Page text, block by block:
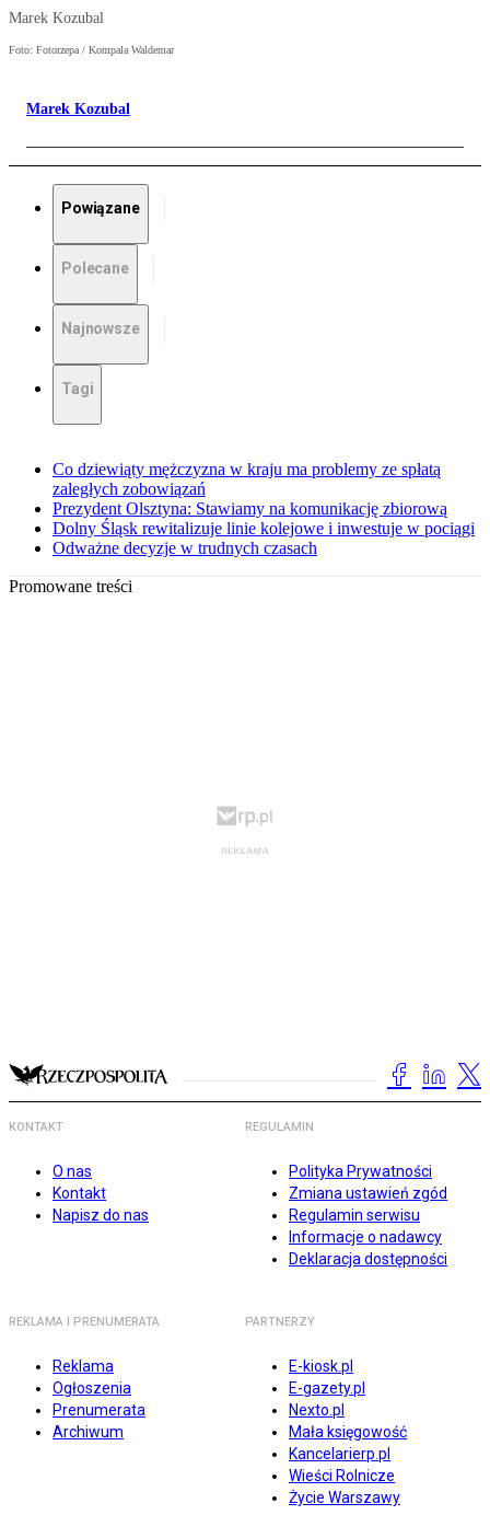
Marek Kozubal
Foto: Fotorzepa / Kompala Waldemar
Marek Kozubal
Powiązane
Polecane
Najnowsze
Tagi
Co dziewiąty mężczyzna w kraju ma problemy ze spłatą
zaległych zobowiązań
Prezydent Olsztyna: Stawiamy na komunikację zbiorową
Dolny Śląsk rewitalizuje linie kolejowe i inwestuje w pociągi
Odważne decyzje w trudnych czasach
Promowane treści
KONTAKT
O nas
Kontakt
Napisz do nas
REGULAMIN
Polityka Prywatności
Zmiana ustawień zgód
Regulamin serwisu
Informacje o nadawcy
Deklaracja dostępności
REKLAMA I PRENUMERATA
Reklama
Ogłoszenia
Prenumerata
Archiwum
PARTNERZY
E-kiosk.pl
E-gazety.pl
Nexto.pl
Mała księgowość
Kancelarierp.pl
Wieści Rolnicze
Życie Warszawy